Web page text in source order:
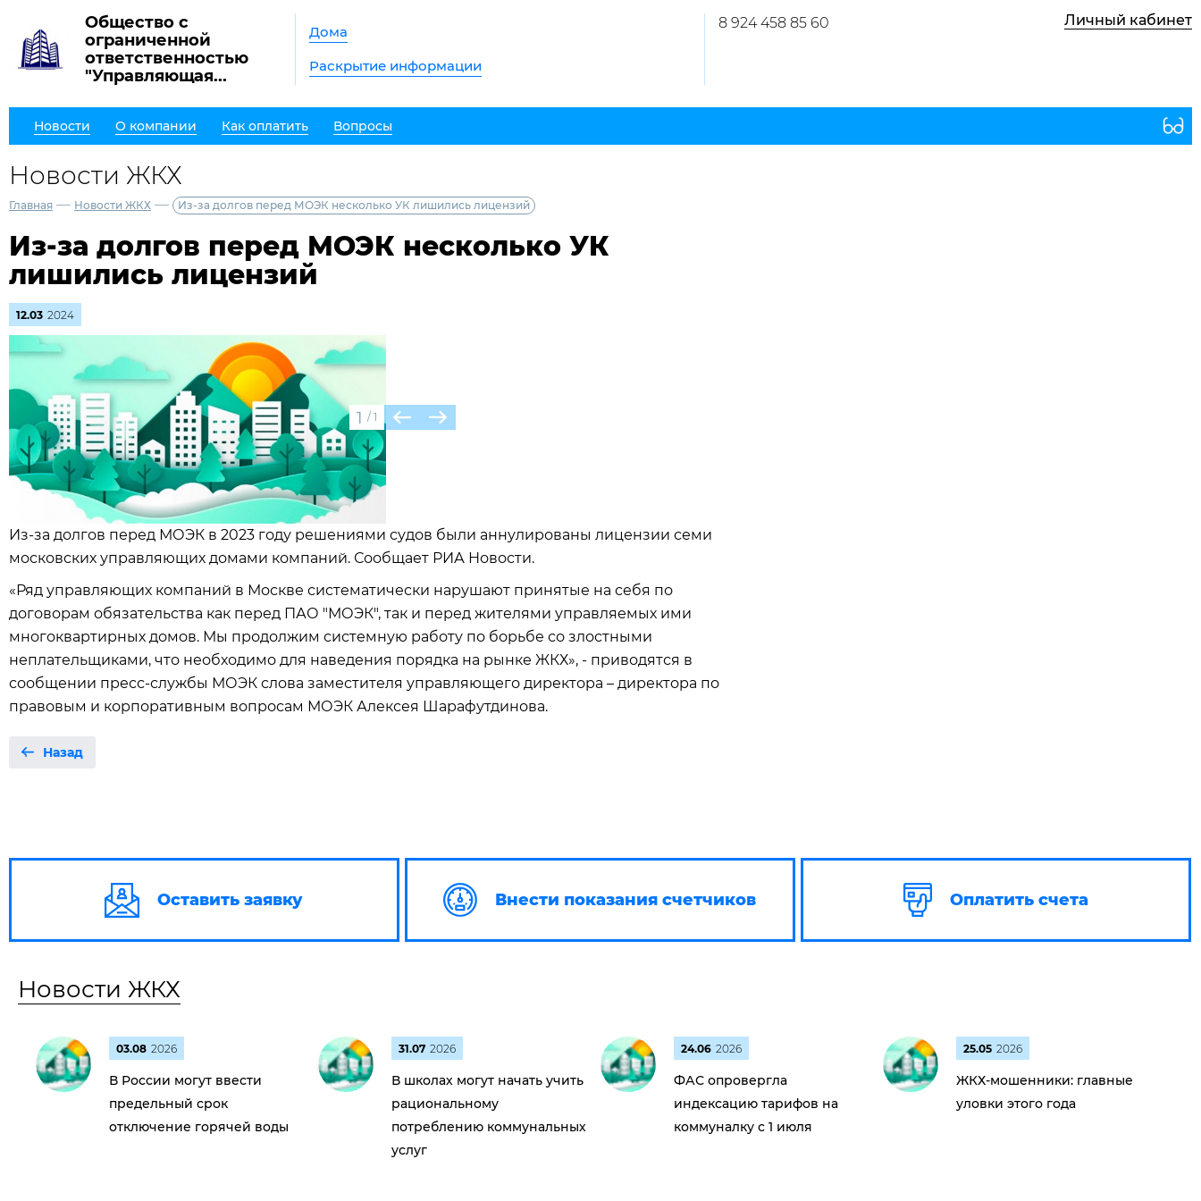
Общество с
ограниченной
ответственностью
"Управляющая...
Дома
Раскрытие информации
8 924 458 85 60 Личный кабинет
Новости О компании Как оплатить Вопросы
Новости ЖКХ
Главная — Новости ЖКХ — Из-за долгов перед МОЭК несколько УК лишились лицензий
Из-за долгов перед МОЭК несколько УК
лишились лицензий
12.03 2024
1 / 1
Из-за долгов перед МОЭК в 2023 году решениями судов были аннулированы лицензии семи
московских управляющих домами компаний. Сообщает РИА Новости.
«Ряд управляющих компаний в Москве систематически нарушают принятые на себя по
договорам обязательства как перед ПАО "МОЭК", так и перед жителями управляемых ими
многоквартирных домов. Мы продолжим системную работу по борьбе со злостными
неплательщиками, что необходимо для наведения порядка на рынке ЖКХ», - приводятся в
сообщении пресс-службы МОЭК слова заместителя управляющего директора – директора по
правовым и корпоративным вопросам МОЭК Алексея Шарафутдинова.
Назад
Оставить заявку Внести показания счетчиков Оплатить счета
Новости ЖКХ
03.08 2026
В России могут ввести
предельный срок
отключение горячей воды
31.07 2026
В школах могут начать учить
рациональному
потреблению коммунальных
услуг
24.06 2026
ФАС опровергла
индексацию тарифов на
коммуналку с 1 июля
25.05 2026
ЖКХ-мошенники: главные
уловки этого года